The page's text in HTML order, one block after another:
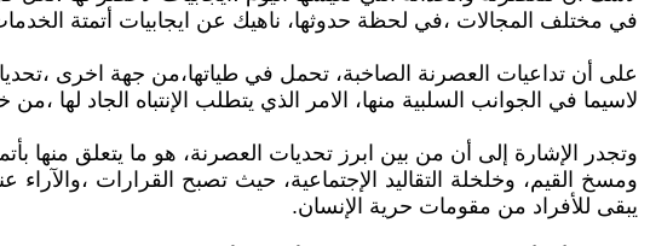
في مختلف المجالات ،في لحظة حدوثها، ناهيك عن ايجابيات أتمتة
على أن تداعيات العصرنة الصاخبة، تحمل في طياتها،من جهة اخرى
لاسيما في الجوانب السلبية منها، الامر الذي يتطلب الإنتباه الجاد لها
وتجدر الإشارة إلى أن من بين ابرز تحديات العصرنة، هو ما يتعلق منها
ومسخ القيم، وخلخلة التقاليد الإجتماعية، حيث تصبح القرارات ،والآراء
يبقى للأفراد من مقومات حرية الإنسان.